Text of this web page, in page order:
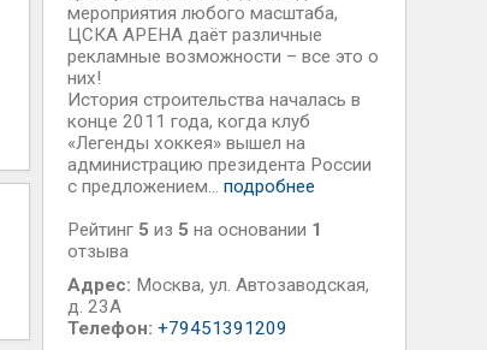
мероприятия любого масштаба,
ЦСКА АРЕНА даёт различные
рекламные возможности – все это о
них!
История строительства началась в
конце 2011 года, когда клуб
«Легенды хоккея» вышел на
администрацию президента России
с предложением...подробнее
Рейтинг 5 из 5 на основании 1
отзыва
Адрес: Москва,ул. Автозаводская,
д. 23А
Телефон: +79451391209